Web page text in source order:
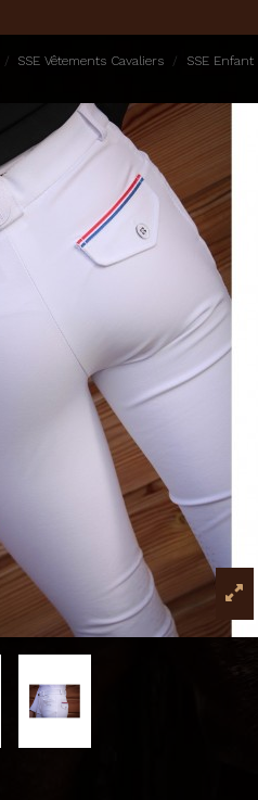
SSE Vêtements Cavaliers SSE Enfant